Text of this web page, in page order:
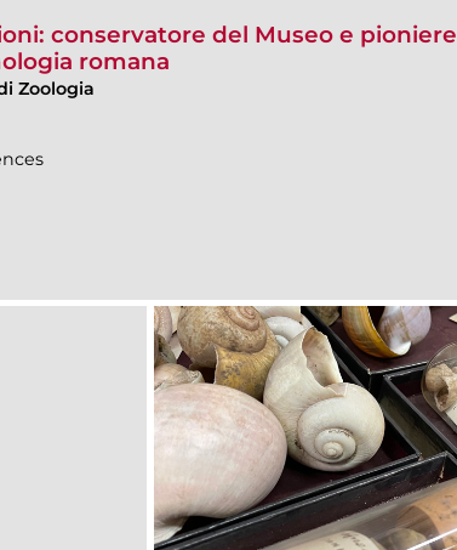
conservatore del Museo e pioniere
romana
Zoologia